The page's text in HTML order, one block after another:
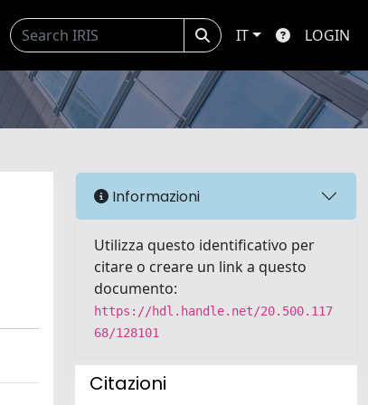
IT LOGIN
Informazioni
Utilizza questo identificativo per
citare o creare un link a questo
documento:
https://hdl.handle.net/20.500.117
68/128101
Citazioni